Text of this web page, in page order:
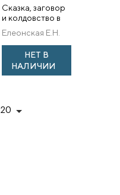
Сказка, заговор
и колдовство в
России. Сб.
трудов.
Елеонская Е.Н.
НЕТ В
НАЛИЧИИ
20